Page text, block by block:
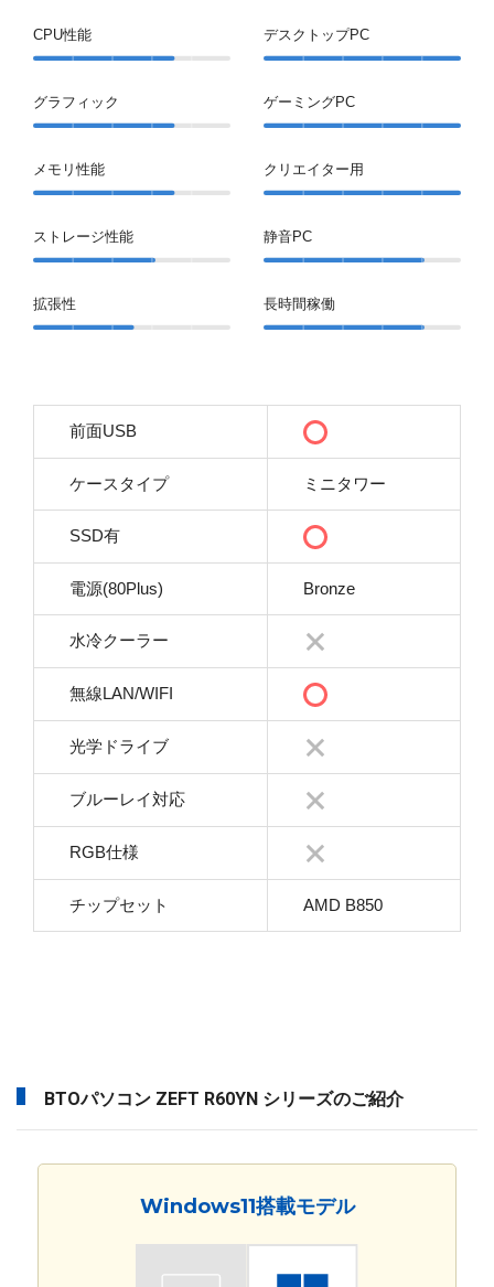
CPU性能
グラフィック
メモリ性能
ストレージ性能
拡張性
デスクトップPC
ゲーミングPC
クリエイター用
静音PC
長時間稼働
前面USB
ケースタイプ ミニタワー
SSD有
電源(80Plus) Bronze
水冷クーラー
無線LAN/WIFI
光学ドライブ
ブルーレイ対応
RGB仕様
チップセット AMD B850
BTOパソコン ZEFT R60YN シリーズのご紹介
Windows11搭載モデル